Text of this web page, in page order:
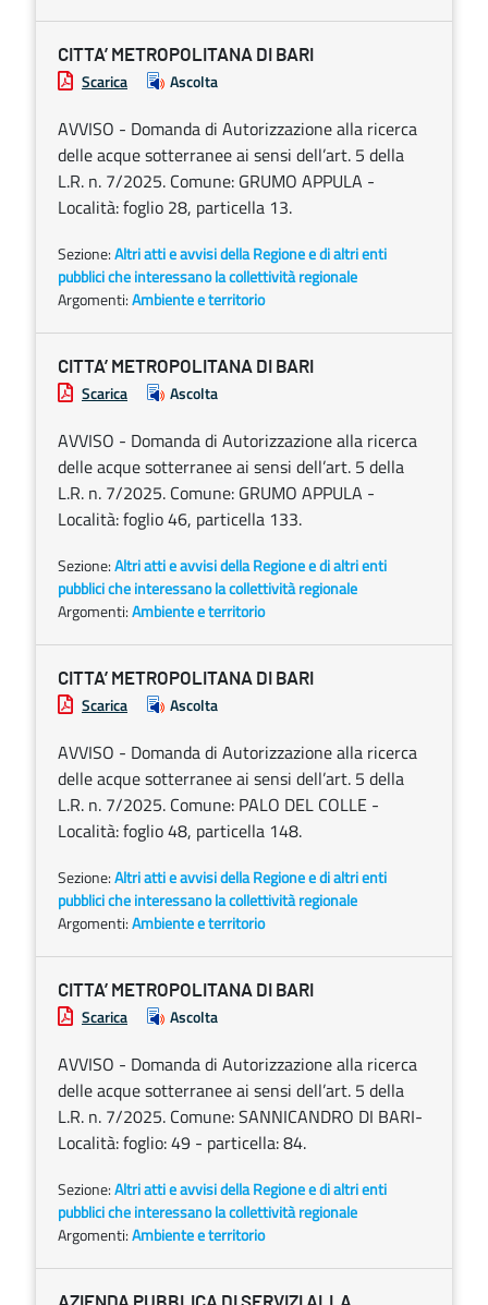
CITTA’ METROPOLITANA DI BARI
Scarica Ascolta
AVVISO - Domanda di Autorizzazione alla ricerca
delle acque sotterranee ai sensi dell’art. 5 della
L.R. n. 7/2025. Comune: GRUMO APPULA -
Località: foglio 28, particella 13.
Sezione:Altri atti e avvisi della Regione e di altri enti
pubblici che interessano la collettività regionale
Argomenti:Ambiente e territorio
CITTA’ METROPOLITANA DI BARI
Scarica Ascolta
AVVISO - Domanda di Autorizzazione alla ricerca
delle acque sotterranee ai sensi dell’art. 5 della
L.R. n. 7/2025. Comune: GRUMO APPULA -
Località: foglio 46, particella 133.
Sezione:Altri atti e avvisi della Regione e di altri enti
pubblici che interessano la collettività regionale
Argomenti:Ambiente e territorio
CITTA’ METROPOLITANA DI BARI
Scarica Ascolta
AVVISO - Domanda di Autorizzazione alla ricerca
delle acque sotterranee ai sensi dell’art. 5 della
L.R. n. 7/2025. Comune: PALO DEL COLLE -
Località: foglio 48, particella 148.
Sezione:Altri atti e avvisi della Regione e di altri enti
pubblici che interessano la collettività regionale
Argomenti:Ambiente e territorio
CITTA’ METROPOLITANA DI BARI
Scarica Ascolta
AVVISO - Domanda di Autorizzazione alla ricerca
delle acque sotterranee ai sensi dell’art. 5 della
L.R. n. 7/2025. Comune: SANNICANDRO DI BARI-
Località: foglio: 49 - particella: 84.
Sezione:Altri atti e avvisi della Regione e di altri enti
pubblici che interessano la collettività regionale
Argomenti:Ambiente e territorio